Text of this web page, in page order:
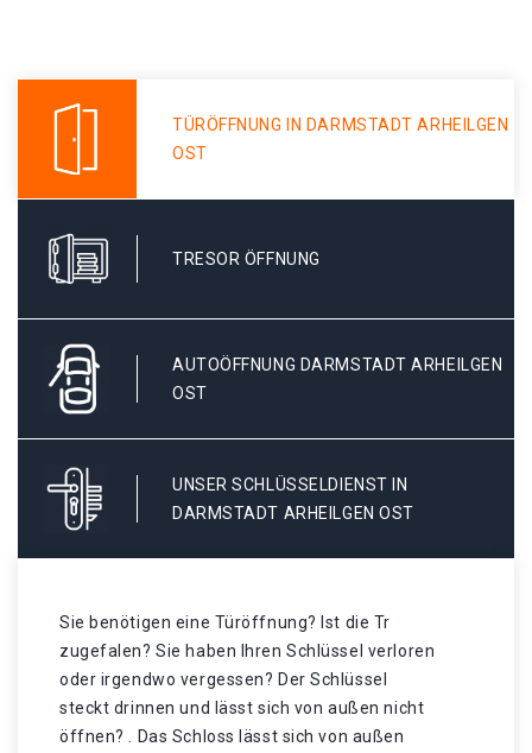
TÜRÖFFNUNG IN DARMSTADT ARHEILGEN
OST
TRESOR ÖFFNUNG
AUTOÖFFNUNG DARMSTADT ARHEILGEN
OST
UNSER SCHLÜSSELDIENST IN
DARMSTADT ARHEILGEN OST
Sie benötigen eine Türöffnung? Ist die Tr
zugefalen? Sie haben Ihren Schlüssel verloren
oder irgendwo vergessen? Der Schlüssel
steckt drinnen und lässt sich von außen nicht
öffnen? . Das Schloss lässt sich von außen